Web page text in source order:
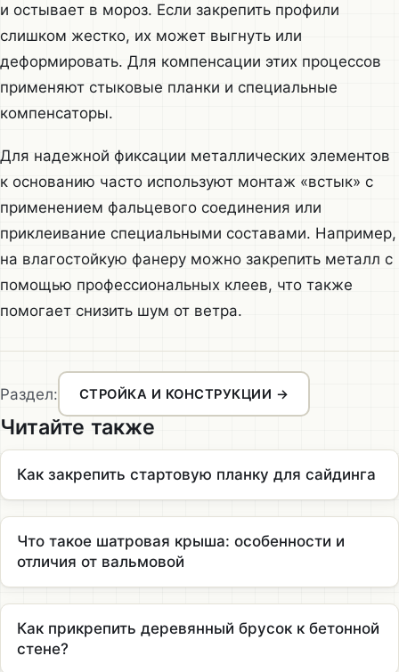
и остывает в мороз. Если закрепить профили
слишком жестко, их может выгнуть или
деформировать. Для компенсации этих процессов
применяют стыковые планки и специальные
компенсаторы.
Для надежной фиксации металлических элементов
к основанию часто используют монтаж «встык» с
применением фальцевого соединения или
приклеивание специальными составами. Например,
на влагостойкую фанеру можно закрепить металл с
помощью профессиональных клеев, что также
помогает снизить шум от ветра.
Раздел: СТРОЙКА И КОНСТРУКЦИИ →
Читайте также
Как закрепить стартовую планку для сайдинга
Что такое шатровая крыша: особенности и
отличия от вальмовой
Как прикрепить деревянный брусок к бетонной
стене?